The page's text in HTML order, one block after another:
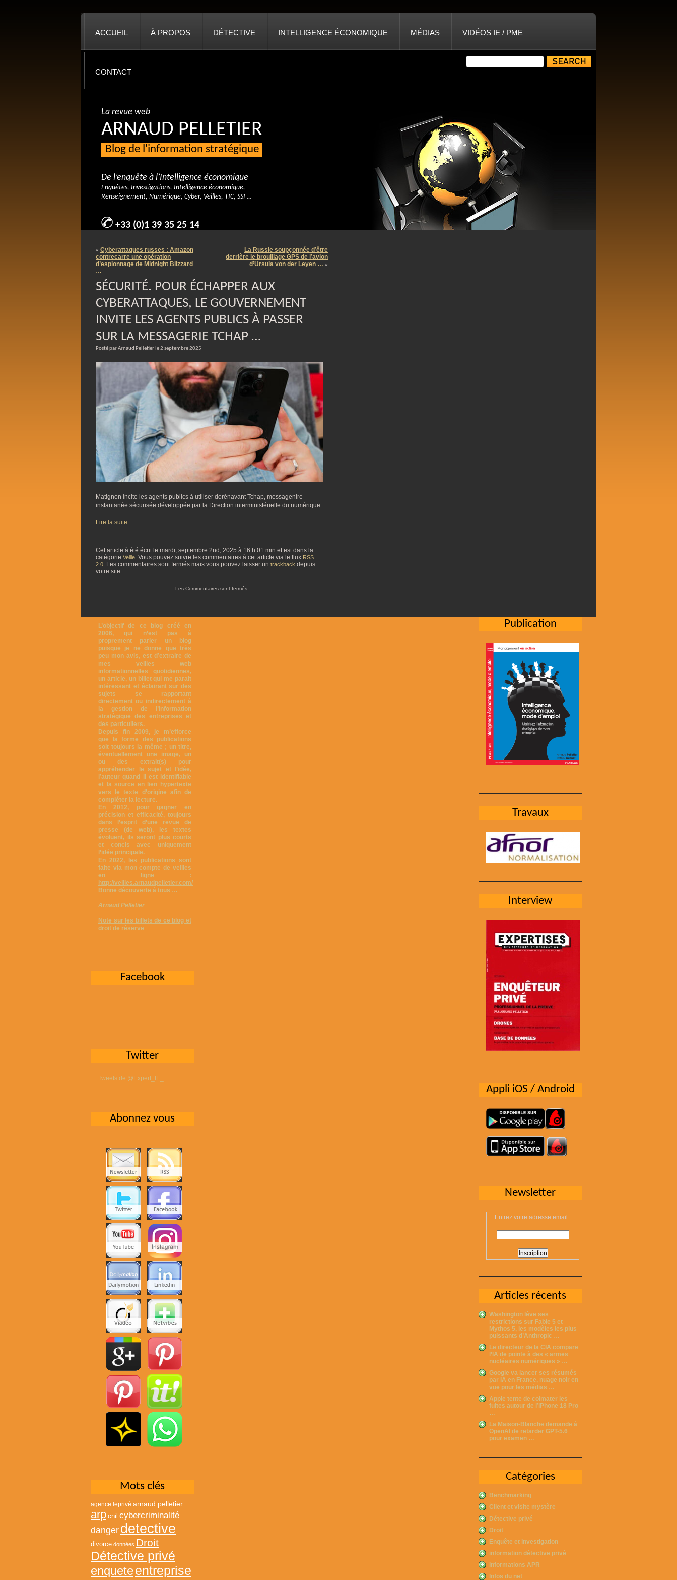
ACCUEIL À PROPOS DÉTECTIVE INTELLIGENCE ÉCONOMIQUE MÉDIAS VIDÉOS IE / PME
CONTACT
La revue web
ARNAUD PELLETIER
Blog de l'information stratégique
De l’enquête à l’Intelligence économique
Enquêtes, Investigations, Intelligence économique,
Renseignement, Numérique, Cyber, Veilles, TIC, SSI …
+33 (0)1 39 35 25 14
« Cyberattaques russes : Amazon
contrecarre une opération
d’espionnage de Midnight Blizzard
…
La Russie soupçonnée d’être
derrière le brouillage GPS de l’avion
d’Ursula von der Leyen … »
SÉCURITÉ. POUR ÉCHAPPER AUX
CYBERATTAQUES, LE GOUVERNEMENT
INVITE LES AGENTS PUBLICS À PASSER
SUR LA MESSAGERIE TCHAP …
Posté par Arnaud Pelletier le 2 septembre 2025
Matignon incite les agents publics à utiliser dorénavant Tchap, messagenire
instantanée sécurisée développée par la Direction interministérielle du numérique.
Lire la suite
Cet article à été écrit le mardi, septembre 2nd, 2025 à 16 h 01 min et est dans la
catégorie Veille . Vous pouvez suivre les commentaires à cet article via le flux RSS
2.0 . Les commentaires sont fermés mais vous pouvez laisser un trackback depuis
votre site.
Les Commentaires sont fermés.
Publication
Travaux
Interview
Appli iOS / Android
Newsletter
Entrez votre adresse email :
Articles récents
Washington lève ses
restrictions sur Fable 5 et
Mythos 5, les modèles les plus
puissants d’Anthropic …
Le directeur de la CIA compare
l’IA de pointe à des « armes
nucléaires numériques » …
Google va lancer ses résumés
par IA en France, nuage noir en
vue pour les médias …
Apple tente de colmater les
fuites autour de l’iPhone 18 Pro
…
La Maison-Blanche demande à
OpenAI de retarder GPT-5.6
pour examen …
Catégories
Benchmarking
Client et visite mystère
Détective privé
Droit
Enquête et investigation
information détective privé
Informations APR
Infos du net
L’objectif de ce blog créé en
2006, qui n’est pas à
proprement parler un blog
puisque je ne donne que très
peu mon avis, est d’extraire de
mes veilles web
informationnelles quotidiennes,
un article, un billet qui me parait
intéressant et éclairant sur des
sujets se rapportant
directement ou indirectement à
la gestion de l’information
stratégique des entreprises et
des particuliers.
Depuis fin 2009, je m’efforce
que la forme des publications
soit toujours la même ; un titre,
éventuellement une image, un
ou des extrait(s) pour
appréhender le sujet et l’idée,
l’auteur quand il est identifiable
et la source en lien hypertexte
vers le texte d’origine afin de
compléter la lecture.
En 2012, pour gagner en
précision et efficacité, toujours
dans l’esprit d’une revue de
presse (de web), les textes
évoluent, ils seront plus courts
et concis avec uniquement
l’idée principale.
En 2022, les publications sont
faite via mon compte de veilles
en ligne :
http://veilles.arnaudpelletier.com/
Bonne découverte à tous …
Arnaud Pelletier
Note sur les billets de ce blog et
droit de réserve
Facebook
Twitter
Tweets de @Expert_IE_
Abonnez vous
Mots clés
agence leprivé arnaud pelletier
arp cnil cybercriminalité
danger detective
divorce données Droit
Détective privé
enqueteentreprise